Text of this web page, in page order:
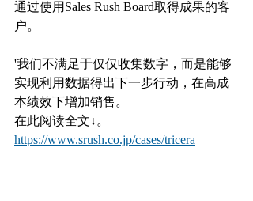
通过使用Sales Rush Board取得成果的客
户。
'我们不满足于仅仅收集数字，而是能够
实现利用数据得出下一步行动，在高成
本绩效下增加销售。
在此阅读全文↓。
https://www.srush.co.jp/cases/tricera